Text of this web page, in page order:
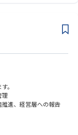
IT部門）
繁忙時期が異なりま
せ
2025/0507-01.html
。
理
推進、経営層への報告
づく提言
社的観点から必要とな